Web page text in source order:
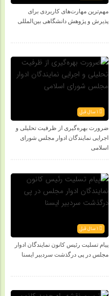
مهم‌ترین مهارت‌های کاربردی برای
پذیرش و پژوهش دانشگاهی بین‌المللی
ضرورت بهره‌گیری از ظرفیت تحلیلی و
اجرایی نمایندگان ادوار مجلس شورای
اسلامی
پیام تسلیت رئیس کانون نمایندگان ادوار
مجلس در پی درگذشت سردبیر ایسنا